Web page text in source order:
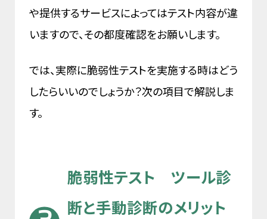
や提供するサービスによってはテスト内容が違
いますので、その都度確認をお願いします。
では、実際に脆弱性テストを実施する時はどう
したらいいのでしょうか？次の項目で解説しま
す。
脆弱性テスト ツール診
断と手動診断のメリット